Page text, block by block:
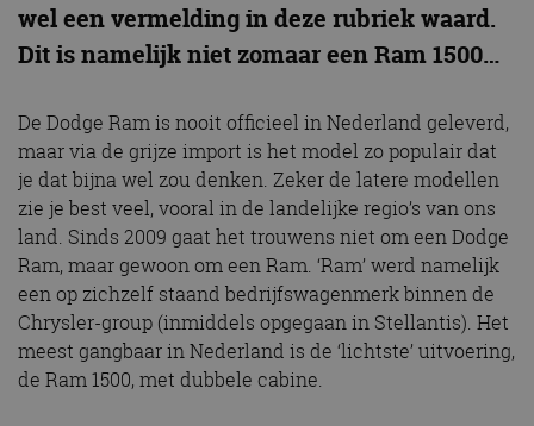
wel een vermelding in deze rubriek waard.
Dit is namelijk niet zomaar een Ram 1500…
De Dodge Ram is nooit officieel in Nederland geleverd,
maar via de grijze import is het model zo populair dat
je dat bijna wel zou denken. Zeker de latere modellen
zie je best veel, vooral in de landelijke regio’s van ons
land. Sinds 2009 gaat het trouwens niet om een Dodge
Ram, maar gewoon om een Ram. ‘Ram’ werd namelijk
een op zichzelf staand bedrijfswagenmerk binnen de
Chrysler-group (inmiddels opgegaan in Stellantis). Het
meest gangbaar in Nederland is de ‘lichtste’ uitvoering,
de Ram 1500, met dubbele cabine.